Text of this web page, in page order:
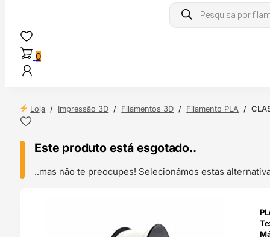
Products
search
0
Loja / Impressão 3D / Filamentos 3D / Filamento PLA /
Este produto está esgotado..
..mas não te preocupes! Selecionámos estas